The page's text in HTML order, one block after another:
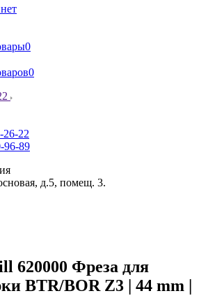
0
0
26-22
96-89
д.5, помещ. 3.
620000 Фреза для
BTR/BOR Z3 | 44 mm |